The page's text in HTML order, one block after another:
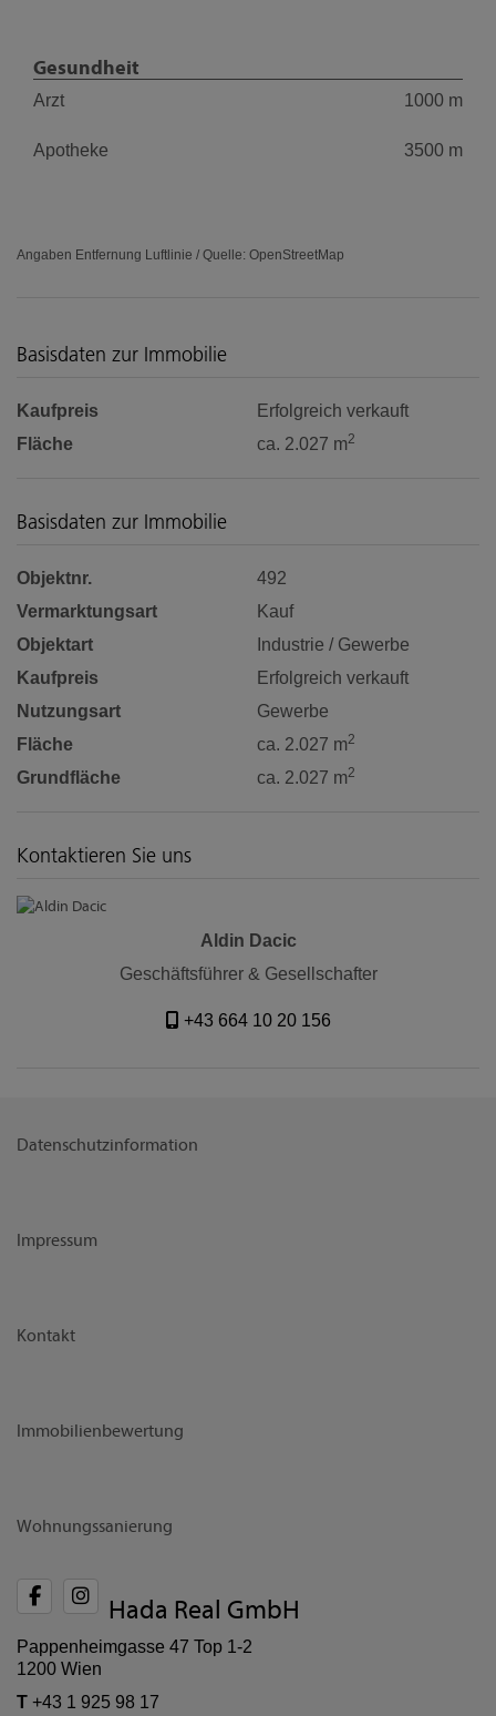
Gesundheit
Arzt 1000 m
Apotheke 3500 m
Angaben Entfernung Luftlinie / Quelle: OpenStreetMap
Basisdaten zur Immobilie
Kaufpreis
Erfolgreich verkauft
Fläche
ca. 2.027 m2
Basisdaten zur Immobilie
Objektnr.
492
Vermarktungsart
Kauf
Objektart
Industrie / Gewerbe
Kaufpreis
Erfolgreich verkauft
Nutzungsart
Gewerbe
Fläche
ca. 2.027 m2
Grundfläche ca. 2.027 m2
Kontaktieren Sie uns
Aldin Dacic
Geschäftsführer & Gesellschafter
+43 664 10 20 156
Datenschutzinformation
Impressum
Kontakt
Immobilienbewertung
Wohnungssanierung
Hada Real GmbH
Pappenheimgasse 47 Top 1-2
1200 Wien
T +43 1 925 98 17